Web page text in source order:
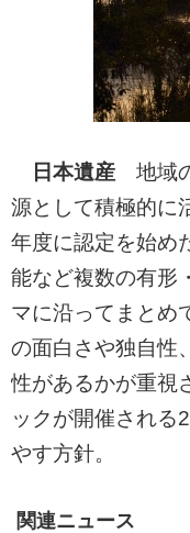
日本遺産 地域
源として積極的に
年度に認定を始め
能など複数の有形
マに沿ってまとめ
の面白さや独自性
性があるかが重視
ックが開催され
やす方針。
関連ニュース